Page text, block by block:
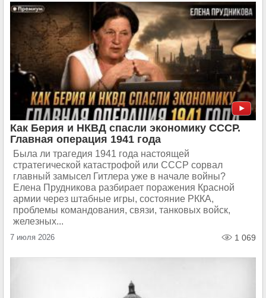
Как Берия и НКВД спасли экономику СССР.
Главная операция 1941 года
Была ли трагедия 1941 года настоящей
стратегической катастрофой или СССР сорвал
главный замысел Гитлера уже в начале войны?
Елена Прудникова разбирает поражения Красной
армии через штабные игры, состояние РККА,
проблемы командования, связи, танковых войск,
железных...
7 июля 2026 1 069